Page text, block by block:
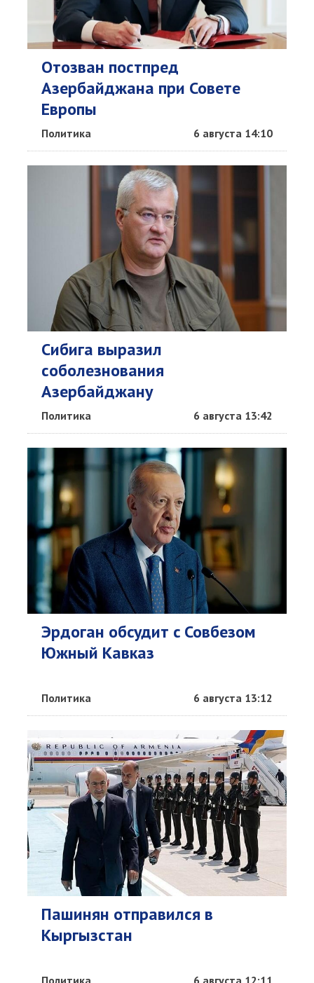
Отозван постпред
Азербайджана при Совете
Европы
Политика 6 августа 14:10
Сибига выразил
соболезнования
Азербайджану
Политика 6 августа 13:42
Эрдоган обсудит c Совбезом
Южный Кавказ
Политика 6 августа 13:12
Пашинян отправился в
Кыргызстан